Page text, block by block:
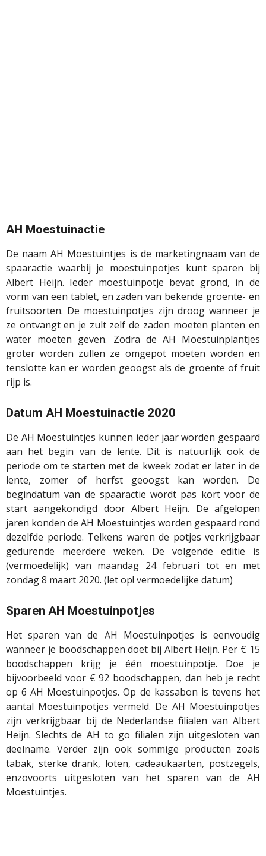
AH Moestuinactie
De naam AH Moestuintjes is de marketingnaam van de
spaaractie waarbij je moestuinpotjes kunt sparen bij
Albert Heijn. Ieder moestuinpotje bevat grond, in de
vorm van een tablet, en zaden van bekende groente- en
fruitsoorten. De moestuinpotjes zijn droog wanneer je
ze ontvangt en je zult zelf de zaden moeten planten en
water moeten geven. Zodra de AH Moestuinplantjes
groter worden zullen ze omgepot moeten worden en
tenslotte kan er worden geoogst als de groente of fruit
rijp is.
Datum AH Moestuinactie 2020
De AH Moestuintjes kunnen ieder jaar worden gespaard
aan het begin van de lente. Dit is natuurlijk ook de
periode om te starten met de kweek zodat er later in de
lente, zomer of herfst geoogst kan worden. De
begindatum van de spaaractie wordt pas kort voor de
start aangekondigd door Albert Heijn. De afgelopen
jaren konden de AH Moestuintjes worden gespaard rond
dezelfde periode. Telkens waren de potjes verkrijgbaar
gedurende meerdere weken. De volgende editie is
(vermoedelijk) van maandag 24 februari tot en met
zondag 8 maart 2020. (let op! vermoedelijke datum)
Sparen AH Moestuinpotjes
Het sparen van de AH Moestuinpotjes is eenvoudig
wanneer je boodschappen doet bij Albert Heijn. Per € 15
boodschappen krijg je één moestuinpotje. Doe je
bijvoorbeeld voor € 92 boodschappen, dan heb je recht
op 6 AH Moestuinpotjes. Op de kassabon is tevens het
aantal Moestuinpotjes vermeld. De AH Moestuinpotjes
zijn verkrijgbaar bij de Nederlandse filialen van Albert
Heijn. Slechts de AH to go filialen zijn uitgesloten van
deelname. Verder zijn ook sommige producten zoals
tabak, sterke drank, loten, cadeaukaarten, postzegels,
enzovoorts uitgesloten van het sparen van de AH
Moestuintjes.